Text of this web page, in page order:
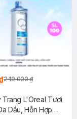
249.000 ₫
L'Oreal Tươi
Dầu, Hỗn Hợp